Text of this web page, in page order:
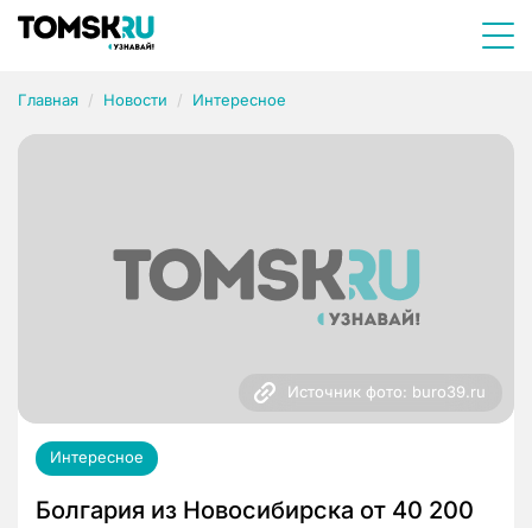
Главная Новости Интересное
Источник фото: buro39.ru
Интересное
Болгария из Новосибирска от 40 200